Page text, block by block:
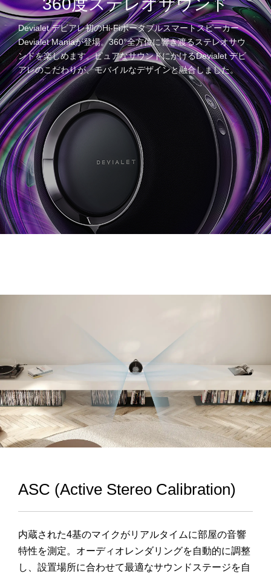
Devialet デビアレ初のHi-Fiポータブルスマートスピーカー
Devialet Maniaが登場。360°全方位に響き渡るステレオサウ
ンドを楽しめます。ピュアなサウンドにかけるDevialet デビ
アレのこだわりが、モバイルなデザインと融合しました。
ASC (Active Stereo Calibration)
内蔵された4基のマイクがリアルタイムに部屋の音響
特性を測定。オーディオレンダリングを自動的に調整
し、設置場所に合わせて最適なサウンドステージを自